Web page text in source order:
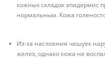
кожных складок эпидермис
нормальным. Кожа
Из-за наслоения чешуек
желез, однако кожа не